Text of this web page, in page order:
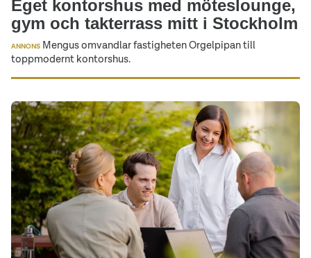
Eget kontorshus med möteslounge,
gym och takterrass mitt i Stockholm
ANNONS Mengus omvandlar fastigheten Orgelpipan till
toppmodernt kontorshus.